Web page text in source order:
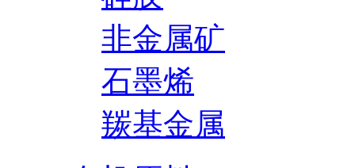
非金属矿
石墨烯
羰基金属